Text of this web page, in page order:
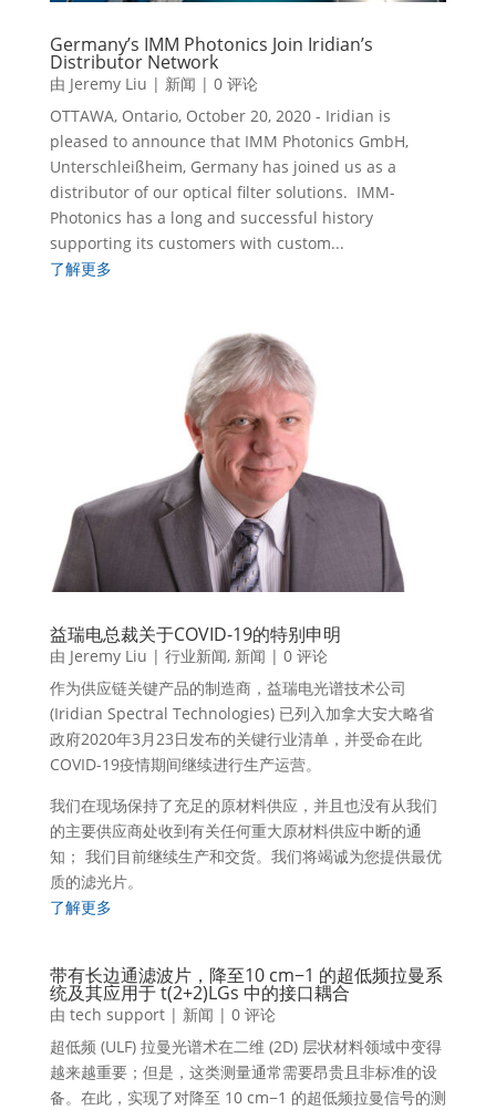
Germany’s IMM Photonics Join Iridian’s
Distributor Network
由 Jeremy Liu | 新闻 | 0 评论
OTTAWA, Ontario, October 20, 2020 - Iridian is
pleased to announce that IMM Photonics GmbH,
Unterschleißheim, Germany has joined us as a
distributor of our optical filter solutions. IMM-
Photonics has a long and successful history
supporting its customers with custom...
了解更多
益瑞电总裁关于COVID-19的特别申明
由 Jeremy Liu | 行业新闻, 新闻 | 0 评论
作为供应链关键产品的制造商，益瑞电光谱技术公司
(Iridian Spectral Technologies) 已列入加拿大安大略省
政府2020年3月23日发布的关键行业清单，并受命在此
COVID-19疫情期间继续进行生产运营。
我们在现场保持了充足的原材料供应，并且也没有从我们
的主要供应商处收到有关任何重大原材料供应中断的通
知； 我们目前继续生产和交货。我们将竭诚为您提供最优
质的滤光片。
了解更多
带有长边通滤波片，降至10 cm−1 的超低频拉曼系
统及其应用于 t(2+2)LGs 中的接口耦合
由 tech support| 新闻 | 0 评论
超低频 (ULF) 拉曼光谱术在二维 (2D) 层状材料领域中变得
越来越重要；但是，这类测量通常需要昂贵且非标准的设
备。在此，实现了对降至 10 cm−1 的超低频拉曼信号的测